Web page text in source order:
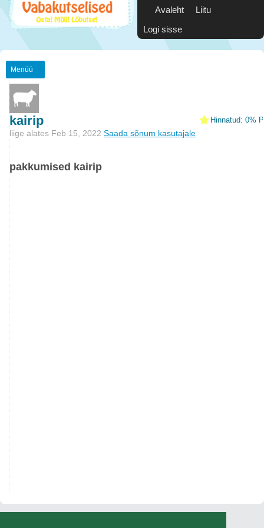
Avaleht
Liitu
Logi sisse
Menüü
kairip Hinnatud: 0%
liige alates Feb 15, 2022 Saada sõnum kasutajale
pakkumised kairip